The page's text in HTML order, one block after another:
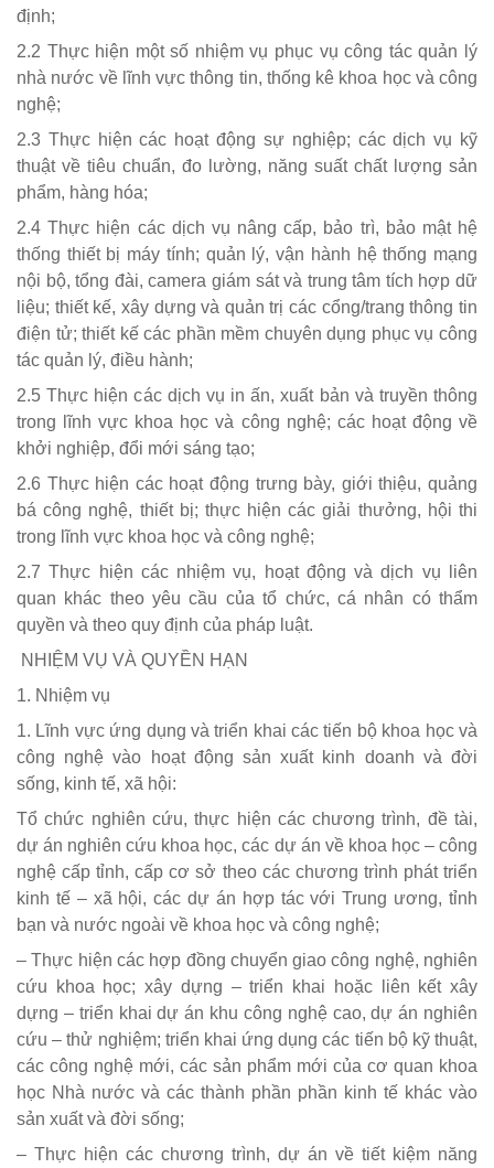
định;
2.2 Thực hiện một số nhiệm vụ phục vụ công tác quản lý
nhà nước về lĩnh vực thông tin, thống kê khoa học và công
nghệ;
2.3 Thực hiện các hoạt động sự nghiệp; các dịch vụ kỹ
thuật về tiêu chuẩn, đo lường, năng suất chất lượng sản
phẩm, hàng hóa;
2.4 Thực hiện các dịch vụ nâng cấp, bảo trì, bảo mật hệ
thống thiết bị máy tính; quản lý, vận hành hệ thống mạng
nội bộ, tổng đài, camera giám sát và trung tâm tích hợp dữ
liệu; thiết kế, xây dựng và quản trị các cổng/trang thông tin
điện tử; thiết kế các phần mềm chuyên dụng phục vụ công
tác quản lý, điều hành;
2.5 Thực hiện các dịch vụ in ấn, xuất bản và truyền thông
trong lĩnh vực khoa học và công nghệ; các hoạt động về
khởi nghiệp, đổi mới sáng tạo;
2.6 Thực hiện các hoạt động trưng bày, giới thiệu, quảng
bá công nghệ, thiết bị; thực hiện các giải thưởng, hội thi
trong lĩnh vực khoa học và công nghệ;
2.7 Thực hiện các nhiệm vụ, hoạt động và dịch vụ liên
quan khác theo yêu cầu của tổ chức, cá nhân có thẩm
quyền và theo quy định của pháp luật.
NHIỆM VỤ VÀ QUYỀN HẠN
1. Nhiệm vụ
1. Lĩnh vực ứng dụng và triển khai các tiến bộ khoa học và
công nghệ vào hoạt động sản xuất kinh doanh và đời
sống, kinh tế, xã hội:
Tổ chức nghiên cứu, thực hiện các chương trình, đề tài,
dự án nghiên cứu khoa học, các dự án về khoa học – công
nghệ cấp tỉnh, cấp cơ sở theo các chương trình phát triển
kinh tế – xã hội, các dự án hợp tác với Trung ương, tỉnh
bạn và nước ngoài về khoa học và công nghệ;
– Thực hiện các hợp đồng chuyển giao công nghệ, nghiên
cứu khoa học; xây dựng – triển khai hoặc liên kết xây
dựng – triển khai dự án khu công nghệ cao, dự án nghiên
cứu – thử nghiệm; triển khai ứng dụng các tiến bộ kỹ thuật,
các công nghệ mới, các sản phẩm mới của cơ quan khoa
học Nhà nước và các thành phần phần kinh tế khác vào
sản xuất và đời sống;
– Thực hiện các chương trình, dự án về tiết kiệm năng